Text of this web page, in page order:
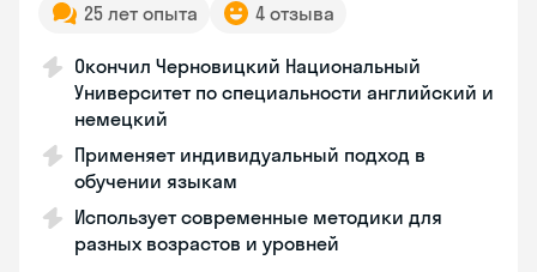
25 лет опыта
4 отзыва
Окончил Черновицкий Национальный
Университет по специальности английский и
немецкий
Применяет индивидуальный подход в
обучении языкам
Использует современные методики для
разных возрастов и уровней